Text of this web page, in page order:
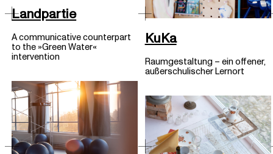
Landpartie
A communicative counterpart
to the »Green Water«
intervention
KuKa
Raumgestaltung – ein offener,
außerschulischer Lernort